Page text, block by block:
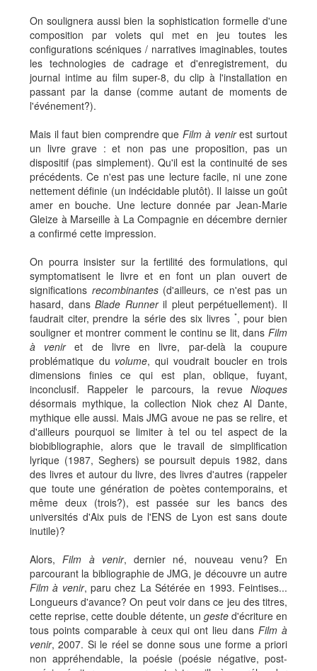
On soulignera aussi bien la sophistication formelle d'une
composition par volets qui met en jeu toutes les
configurations scéniques / narratives imaginables, toutes
les technologies de cadrage et d'enregistrement, du
journal intime au film super-8, du clip à l'installation en
passant par la danse (comme autant de moments de
l'événement?).
Mais il faut bien comprendre queFilm à venirest surtout
un livre grave : et non pas une proposition, pas un
dispositif (pas simplement). Qu'il est la continuité de ses
précédents. Ce n'est pas une lecture facile, ni une zone
nettement définie (un indécidable plutôt). Il laisse un goût
amer en bouche. Une lecture donnée par Jean-Marie
Gleize à Marseille à La Compagnie en décembre dernier
a confirmé cette impression.
On pourra insister sur la fertilité des formulations, qui
symptomatisent le livre et en font un plan ouvert de
significations recombinantes (d'ailleurs, ce n'est pas un
hasard, dansBlade Runneril pleut perpétuellement). Il
faudrait citer, prendre la série des six livres *, pour bien
souligner et montrer comment le continu se lit, dans Film
à veniret de livre en livre, par-delà la coupure
problématique du volume, qui voudrait boucler en trois
dimensions finies ce qui est plan, oblique, fuyant,
inconclusif. Rappeler le parcours, la revue Nioques
désormais mythique, la collection Niok chez Al Dante,
mythique elle aussi. Mais JMG avoue ne pas se relire, et
d'ailleurs pourquoi se limiter à tel ou tel aspect de la
biobibliographie, alors que le travail de simplification
lyrique (1987, Seghers) se poursuit depuis 1982, dans
des livres et autour du livre, des livres d'autres (rappeler
que toute une génération de poètes contemporains, et
même deux (trois?), est passée sur les bancs des
universités d'Aix puis de l'ENS de Lyon est sans doute
inutile)?
Alors,Film à venir, dernier né, nouveau venu? En
parcourant la bibliographie de JMG, je découvre un autre
Film à venir, paru chez La Sétérée en 1993. Feintises...
Longueurs d'avance? On peut voir dans ce jeu des titres,
cette reprise, cette double détente, un geste d'écriture en
tous points comparable à ceux qui ont lieu dansFilm à
venir, 2007. Si le réel se donne sous une forme a priori
non appréhendable, la poésie (poésie négative, post-